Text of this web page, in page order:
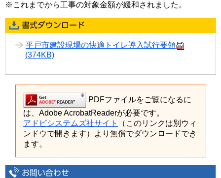
※これまでから工事の対象金額が緩和されました。
平戸市建設現場の快適トイレ導入試行要領
(374KB)
PDFファイルをご覧になるに
は、Adobe AcrobatReaderが必要です。
アドビシステムズ社サイト
（このリンクは別ウィ
ンドウで開きます）より無償でダウンロードでき
ます。